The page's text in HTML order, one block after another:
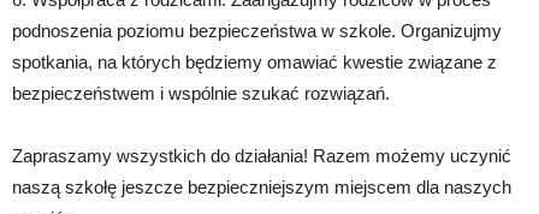
podnoszenia poziomu bezpieczeństwa w szkole. Organizujmy
spotkania, na których będziemy omawiać kwestie związane z
bezpieczeństwem i wspólnie szukać rozwiązań.
Zapraszamy wszystkich do działania! Razem możemy uczynić
naszą szkołę jeszcze bezpieczniejszym miejscem dla naszych